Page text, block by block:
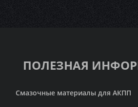
ПОЛЕЗНАЯ
Смазочные материалы для АКПП